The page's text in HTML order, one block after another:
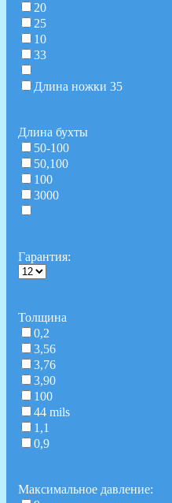
20
25
10
33
Длина ножки 35
Длина бухты
50-100
50,100
100
3000
Гарантия:
Толщина
0,2
3,56
3,76
3,90
100
44 mils
1,1
0,9
Максимальное давление: